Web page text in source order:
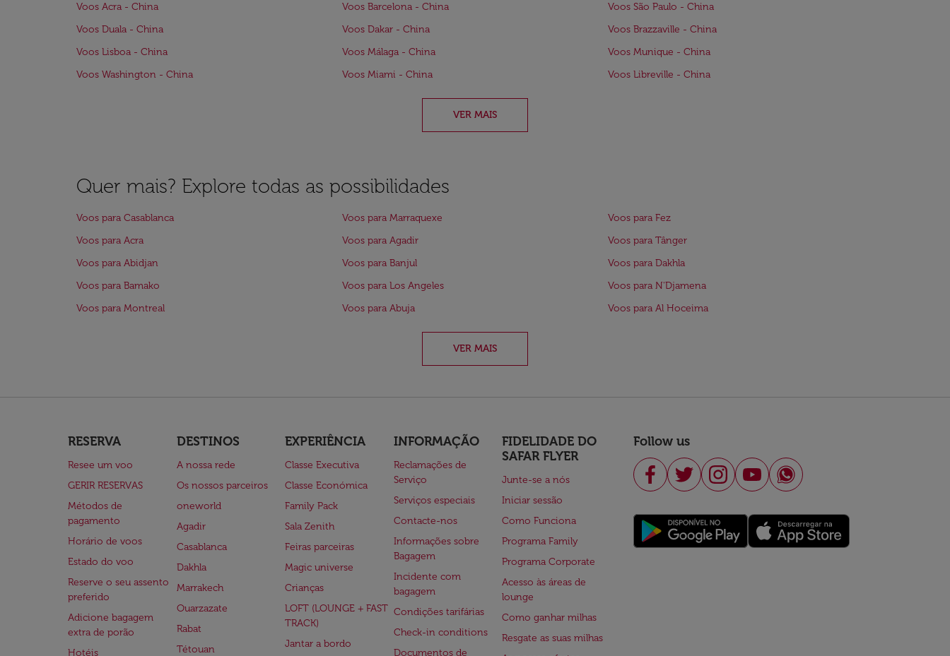
Voos Acra - China
Voos Barcelona - China
Voos São Paulo - China
Voos Duala - China
Voos Dakar - China
Voos Brazzaville - China
Voos Lisboa - China
Voos Málaga - China
Voos Munique - China
Voos Washington - China
Voos Miami - China Voos Libreville - China
VER MAIS
Quer mais? Explore todas as possibilidades
Voos para Casablanca Voos para Marraquexe
Voos para Fez
Voos para Acra
Voos para Agadir
Voos para Tânger
Voos para Abidjan
Voos para Banjul
Voos para Dakhla
Voos para Bamako
Voos para Los Angeles
Voos para N'Djamena
Voos para Montreal
Voos para Abuja Voos para Al Hoceima
VER MAIS
RESERVA
Resee um voo
GERIR RESERVAS
Métodos de
pagamento
Horário de voos
Estado do voo
Reserve o seu assento
preferido
Adicione bagagem
extra de porão
Hotéis
DESTINOS
A nossa rede
Os nossos parceiros
oneworld
Agadir
Casablanca
Dakhla
Marrakech
Ouarzazate
Rabat
Tétouan
EXPERIÊNCIA
Classe Executiva
Classe Económica
Family Pack
Sala Zenith
Feiras parceiras
Magic universe
Crianças
LOFT (LOUNGE + FAST
TRACK)
Jantar a bordo
INFORMAÇÃO
Reclamações de
Serviço
Serviços especiais
Contacte-nos
Informações sobre
Bagagem
Incidente com
bagagem
Condições tarifárias
Check-in conditions
Documentos de
FIDELIDADE DO
SAFAR FLYER
Junte-se a nós
Iniciar sessão
Como Funciona
Programa Family
Programa Corporate
Acesso às áreas de
lounge
Como ganhar milhas
Resgate as suas milhas
Follow us